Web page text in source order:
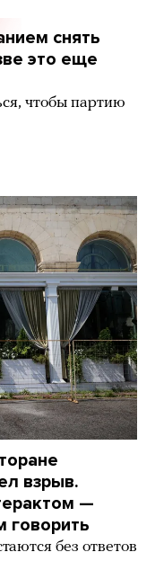
снять
это еще
чтобы партию
взрыв.
—
говорить
без ответов